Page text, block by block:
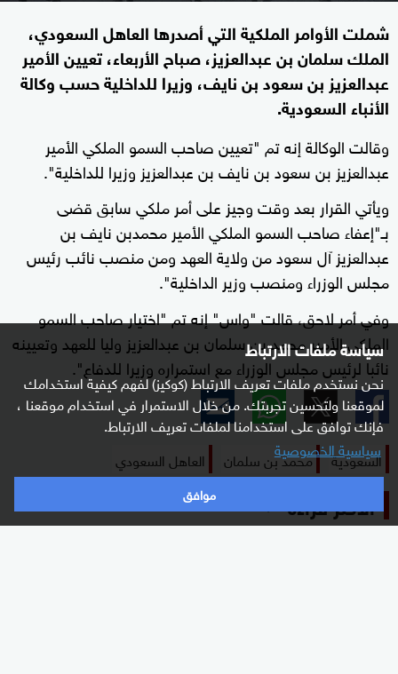
سياسة ملفات الارتباط
نحن نستخدم ملفات تعريف الارتباط (كوكيز) لفهم كيفية استخدامك
لموقعنا ولتحسين تجربتك. من خلال الاستمرار في استخدام موقعنا ،
فإنك توافق على استخدامنا لملفات تعريف الارتباط.
سياسية الخصوصية
موافق
شملت الأوامر الملكية التي أصدرها العاهل السعودي،
الملك سلمان بن عبدالعزيز، صباح الأربعاء، تعيين الأمير
عبدالعزيز بن سعود بن نايف، وزيرا للداخلية حسب وكالة
الأنباء السعودية.
وقالت الوكالة إنه تم "تعيين صاحب السمو الملكي الأمير
عبدالعزيز بن سعود بن نايف بن عبدالعزيز وزيرا للداخلية".
ويأتي القرار بعد وقت وجيز على أمر ملكي سابق قضى
بـ"إعفاء صاحب السمو الملكي الأمير محمدبن نايف بن
عبدالعزيز آل سعود من ولاية العهد ومن منصب نائب رئيس
مجلس الوزراء ومنصب وزير الداخلية".
وفي أمر لاحق، قالت "واس" إنه تم "اختيار صاحب السمو
الملكي الأمير محمد بن سلمان بن عبدالعزيز وليا للعهد وتعيينه
نائبا لرئيس مجلس الوزراء مع استمراره وزيرا للدفاع".
السعودية محمد بن سلمان العاهل السعودي
الأكثر قراءة